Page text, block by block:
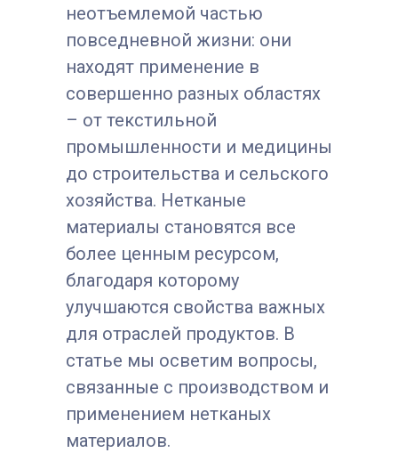
неотъемлемой частью
повседневной жизни: они
находят применение в
совершенно разных областях
– от текстильной
промышленности и медицины
до строительства и сельского
хозяйства. Нетканые
материалы становятся все
более ценным ресурсом,
благодаря которому
улучшаются свойства важных
для отраслей продуктов. В
статье мы осветим вопросы,
связанные с производством и
применением нетканых
материалов.